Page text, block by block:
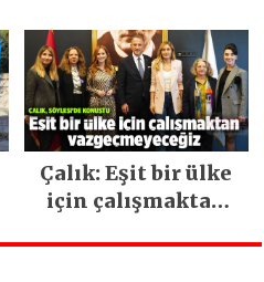
ara vermeden
devam ediyor
Çalık: Eşit bir ülke
için çalışmaktan